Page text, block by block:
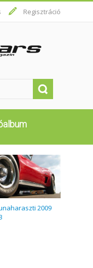
Regisztráció
2009